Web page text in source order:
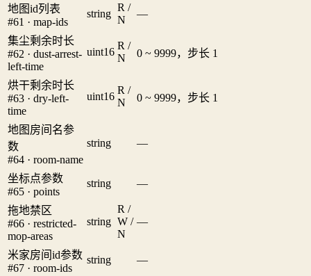
地图id列表
#61 · map-ids
string
R /
N
—
集尘剩余时长
#62 · dust-arrest-
left-time
uint16
R /
N
0 ~ 9999，步长 1
烘干剩余时长
#63 · dry-left-
time
uint16
R /
N
0 ~ 9999，步长 1
地图房间名参
数
#64 · room-name
string —
坐标点参数
#65 · points
string —
拖地禁区
#66 · restricted-
mop-areas
string
R /
W /
N
—
米家房间id参数
#67 · room-ids
string —